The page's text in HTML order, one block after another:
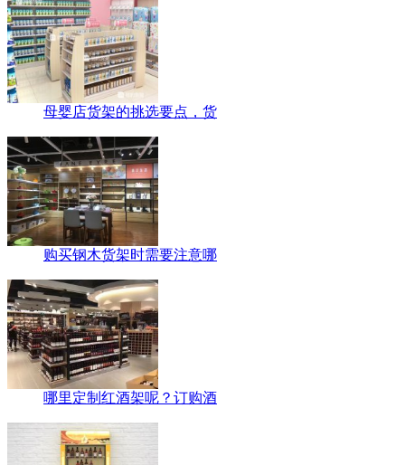
母婴店货架的挑选要点，货
购买钢木货架时需要注意哪
哪里定制红酒架呢？订购酒